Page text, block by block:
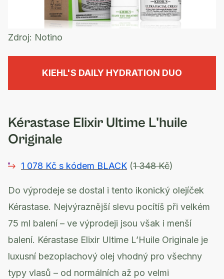
Zdroj: Notino
KIEHL'S DAILY HYDRATION DUO
Kérastase Elixir Ultime L'huile
Originale
1 078 Kč s kódem BLACK (1 348 Kč)
Do výprodeje se dostal i tento ikonický olejíček
Kérastase. Nejvýraznější slevu pocítíš při velkém
75 ml balení – ve výprodeji jsou však i menší
balení. Kérastase Elixir Ultime L’Huile Originale je
luxusní bezoplachový olej vhodný pro všechny
typy vlasů – od normálních až po velmi